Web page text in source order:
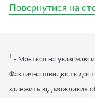
Повернутися на
1 - Мається на увазі
Фактична швидкість
залежить від можливих